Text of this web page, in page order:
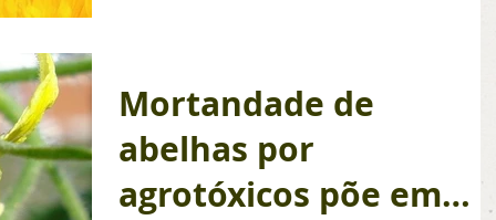
Mortandade de
abelhas por
agrotóxicos põe em